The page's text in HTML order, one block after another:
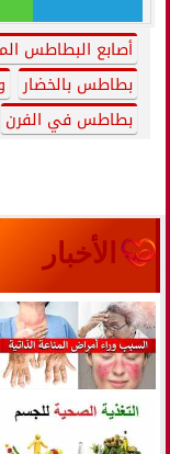
أصابع البطاطس
بطاطس بالخضار
بطاطس في الفرن
الأخبار